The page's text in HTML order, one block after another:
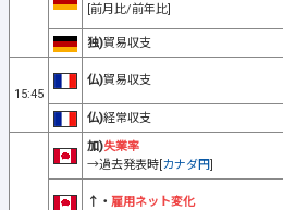
[前月比/前年比]
独)貿易収支
15:45
仏)貿易収支
仏)経常収支
加)失業率
→過去発表時[カナダ円]
↑・ 雇用ネット変化